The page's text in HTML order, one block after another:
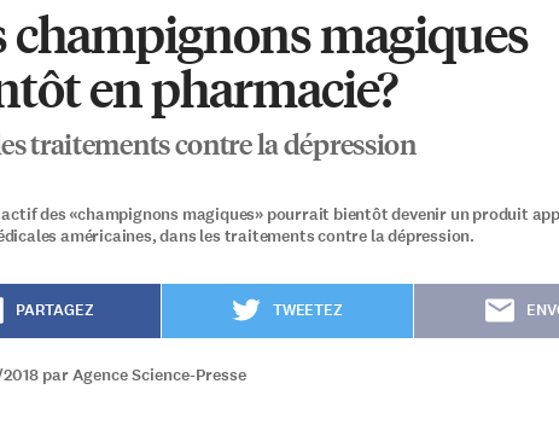
champignons magiques
en pharmacie?
traitements contre la dépression
actif des «champignons magiques» pourrait bientôt devenir un produit
américaines, dans les traitements contre la dépression.
PARTAGEZ TWEETEZ
par Agence Science-Presse